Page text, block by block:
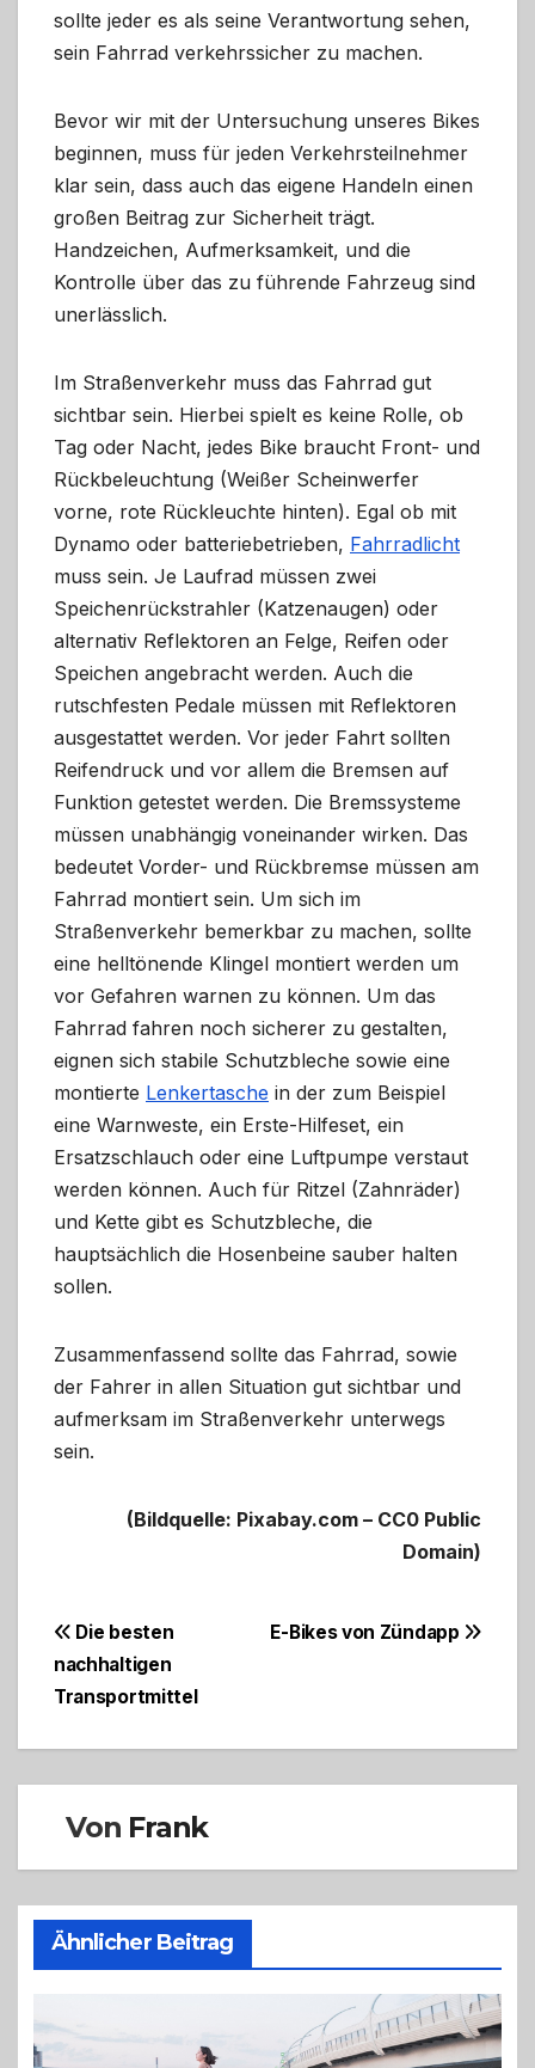
sollte jeder es als seine Verantwortung sehen,
sein Fahrrad verkehrssicher zu machen.
Bevor wir mit der Untersuchung unseres Bikes
beginnen, muss für jeden Verkehrsteilnehmer
klar sein, dass auch das eigene Handeln einen
großen Beitrag zur Sicherheit trägt.
Handzeichen, Aufmerksamkeit, und die
Kontrolle über das zu führende Fahrzeug sind
unerlässlich.
Im Straßenverkehr muss das Fahrrad gut
sichtbar sein. Hierbei spielt es keine Rolle, ob
Tag oder Nacht, jedes Bike braucht Front- und
Rückbeleuchtung (Weißer Scheinwerfer
vorne, rote Rückleuchte hinten). Egal ob mit
Dynamo oder batteriebetrieben, Fahrradlicht
muss sein. Je Laufrad müssen zwei
Speichenrückstrahler (Katzenaugen) oder
alternativ Reflektoren an Felge, Reifen oder
Speichen angebracht werden. Auch die
rutschfesten Pedale müssen mit Reflektoren
ausgestattet werden. Vor jeder Fahrt sollten
Reifendruck und vor allem die Bremsen auf
Funktion getestet werden. Die Bremssysteme
müssen unabhängig voneinander wirken. Das
bedeutet Vorder- und Rückbremse müssen am
Fahrrad montiert sein. Um sich im
Straßenverkehr bemerkbar zu machen, sollte
eine helltönende Klingel montiert werden um
vor Gefahren warnen zu können. Um das
Fahrrad fahren noch sicherer zu gestalten,
eignen sich stabile Schutzbleche sowie eine
montierte Lenkertasche in der zum Beispiel
eine Warnweste, ein Erste-Hilfeset, ein
Ersatzschlauch oder eine Luftpumpe verstaut
werden können. Auch für Ritzel (Zahnräder)
und Kette gibt es Schutzbleche, die
hauptsächlich die Hosenbeine sauber halten
sollen.
Zusammenfassend sollte das Fahrrad, sowie
der Fahrer in allen Situation gut sichtbar und
aufmerksam im Straßenverkehr unterwegs
sein.
(Bildquelle: Pixabay.com – CC0 Public
Domain)
Beitragsnavigation
E-Bikes von Zündapp
Die besten
nachhaltigen
Transportmittel
Von Frank
Ähnlicher Beitrag